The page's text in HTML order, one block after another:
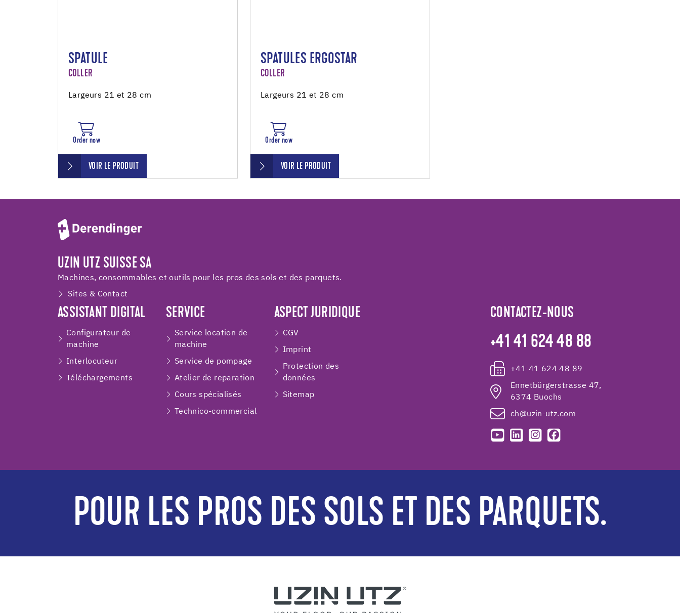
SPATULE
COLLER
Largeurs 21 et 28 cm
Order now
VOIR LE PRODUIT
SPATULES ERGOSTAR
COLLER
Largeurs 21 et 28 cm
Order now
VOIR LE PRODUIT
UZIN UTZ SUISSE SA
Machines, consommables et outils pour les pros des sols et des parquets.
Sites & Contact
ASSISTANT DIGITAL
Configurateur de
machine
Interlocuteur
Téléchargements
SERVICE
Service location de
machine
Service de pompage
Atelier de reparation
Cours spécialisés
Technico-commercial
ASPECT JURIDIQUE
CGV
Imprint
Protection des
données
Sitemap
CONTACTEZ-NOUS
+41 41 624 48 88
+41 41 624 48 89
Ennetbürgerstrasse 47,
6374 Buochs
ch@uzin-utz.com
POUR LES PROS DES SOLS ET DES PARQUETS.